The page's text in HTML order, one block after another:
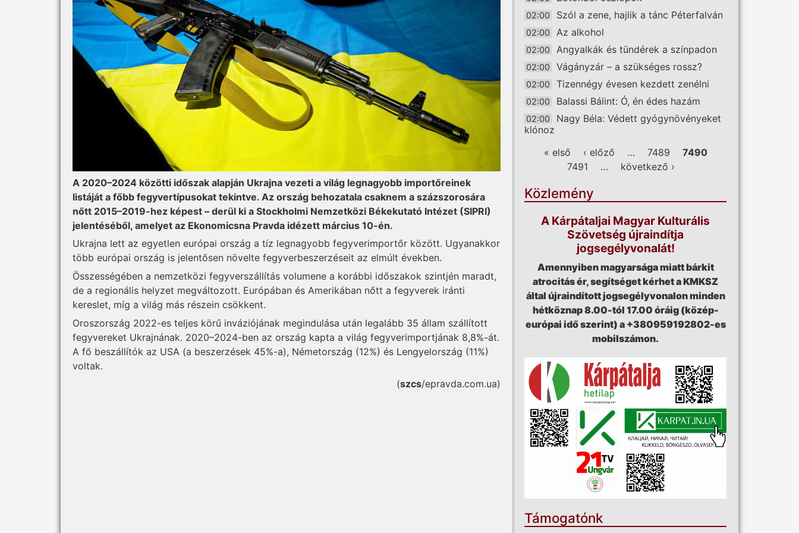
A 2020–2024 közötti időszak alapján Ukrajna vezeti a világ legnagyobb importőreinek
listáját a főbb fegyvertípusokat tekintve. Az ország behozatala csaknem a százszorosára
nőtt 2015–2019-hez képest – derül ki a Stockholmi Nemzetközi Békekutató Intézet (SIPRI)
jelentéséből, amelyet az Ekonomicsna Pravda idézett március 10-én.
Ukrajna lett az egyetlen európai ország a tíz legnagyobb fegyverimportőr között. Ugyanakkor
több európai ország is jelentősen növelte fegyverbeszerzéseit az elmúlt években.
Összességében a nemzetközi fegyverszállítás volumene a korábbi időszakok szintjén maradt,
de a regionális helyzet megváltozott. Európában és Amerikában nőtt a fegyverek iránti
kereslet, míg a világ más részein csökkent.
Oroszország 2022-es teljes körű inváziójának megindulása után legalább 35 állam szállított
fegyvereket Ukrajnának. 2020–2024-ben az ország kapta a világ fegyverimportjának 8,8%-át.
A fő beszállítók az USA (a beszerzések 45%-a), Németország (12%) és Lengyelország (11%)
voltak.
(szcs/epravda.com.ua)
02:00 Szól a zene, hajlik a tánc Péterfalván
02:00 Az alkohol
02:00 Angyalkák és tündérek a színpadon
02:00 Vágányzár – a szükséges rossz?
02:00 Tizennégy évesen kezdett zenélni
02:00 Balassi Bálint: Ó, én édes hazám
02:00
Nagy Béla: Védett gyógynövényeket
klónoz
Oldalak
« első ‹ előző … 7489
7490
7491
… következő ›
Közlemény
A Kárpátaljai Magyar Kulturális
Szövetség újraindítja
jogsegélyvonalát!
Amennyiben magyarsága miatt bárkit
atrocitás ér, segítséget kérhet a KMKSZ
által újraindított jogsegélyvonalon minden
hétköznap 8.00-tól 17.00 óráig (közép-
európai idő szerint) a +380959192802-es
mobilszámon.
Támogatónk